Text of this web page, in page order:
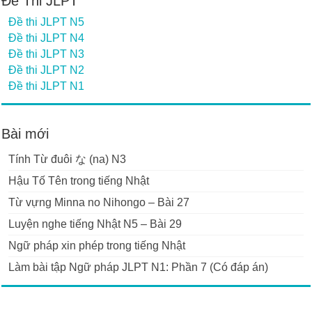
Đề thi JLPT N5
Đề thi JLPT N4
Đề thi JLPT N3
Đề thi JLPT N2
Đề thi JLPT N1
Bài mới
Tính Từ đuôi な (na) N3
Hậu Tố Tên trong tiếng Nhật
Từ vựng Minna no Nihongo – Bài 27
Luyện nghe tiếng Nhật N5 – Bài 29
Ngữ pháp xin phép trong tiếng Nhật
Làm bài tập Ngữ pháp JLPT N1: Phần 7 (Có đáp án)